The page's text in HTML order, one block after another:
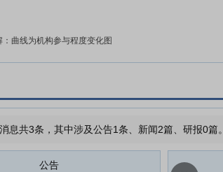
：曲线为机构参与程度变化图
息共3条，其中涉及公告1条、新闻2篇、研报0篇。
公告